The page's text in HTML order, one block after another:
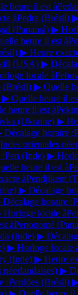
heure il est à
àPedra (Brésil)
(Panamá) ▶
heure il est à
▶ Heure
(USA) ▶
locale à
(Brésil) ▶ Quelle
▶ Quelle heure il
heure il est àPekin
(Ukraine) ▶
Décalage horaire :
orientales
:Pen (Inde) ▶
heure il est à
àPendjikent
▶ Décalage
Décalage horaire :
Horloge locale à
àPenonomé
(Inde) ▶
▶ Horloge locale
(Inde) ▶ Heure
néerlandaises) ▶
:Perdões (Brésil)